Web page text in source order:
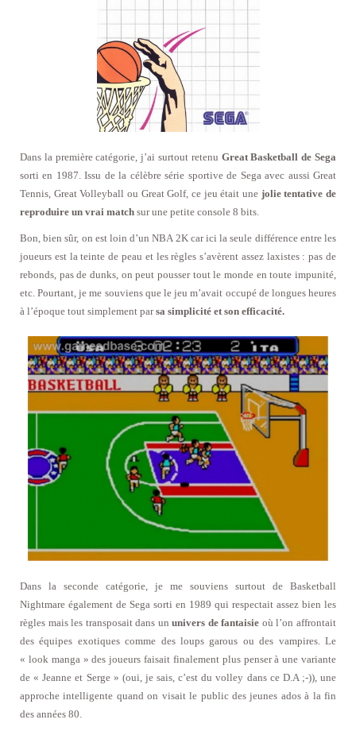
Dans la première catégorie, j’ai surtout retenu Great Basketball de Sega
sorti en 1987. Issu de la célèbre série sportive de Sega avec aussi Great
Tennis, Great Volleyball ou Great Golf, ce jeu était une jolie tentative de
reproduire un vrai match sur une petite console 8 bits.
Bon, bien sûr, on est loin d’un NBA 2K car ici la seule différence entre les
joueurs est la teinte de peau et les règles s’avèrent assez laxistes : pas de
rebonds, pas de dunks, on peut pousser tout le monde en toute impunité,
etc. Pourtant, je me souviens que le jeu m’avait occupé de longues heures
à l’époque tout simplement parsa simplicité et son efficacité.
Dans la seconde catégorie, je me souviens surtout de Basketball
Nightmare également de Sega sorti en 1989 qui respectait assez bien les
règles mais les transposait dans ununivers de fantaisie où l’on affrontait
des équipes exotiques comme des loups garous ou des vampires. Le
« look manga » des joueurs faisait finalement plus penser à une variante
de « Jeanne et Serge » (oui, je sais, c’est du volley dans ce D.A ;-)), une
approche intelligente quand on visait le public des jeunes ados à la fin
des années 80.